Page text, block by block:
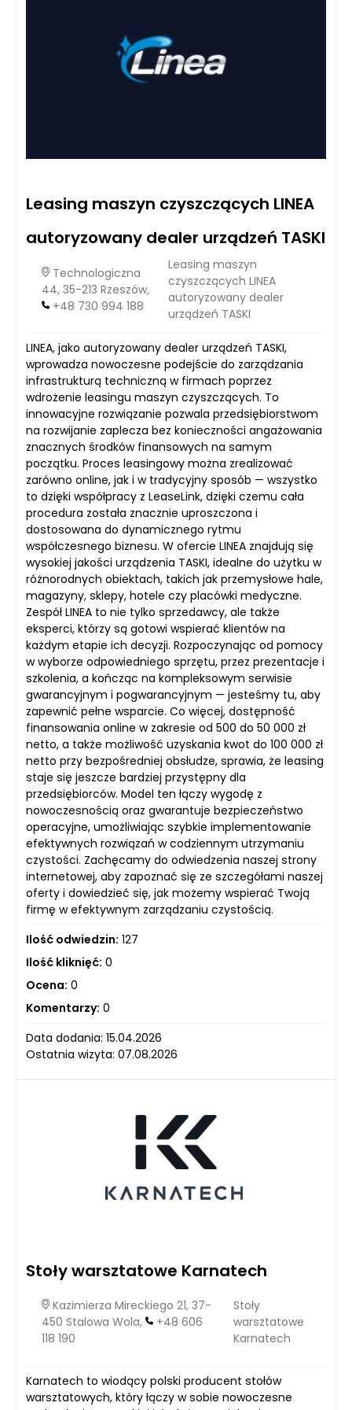
Leasing maszyn czyszczących LINEA
autoryzowany dealer urządzeń TASKI
Technologiczna
44, 35-213 Rzeszów,
+48 730 994 188
Leasing maszyn
czyszczących LINEA
autoryzowany dealer
urządzeń TASKI
LINEA, jako autoryzowany dealer urządzeń TASKI,
wprowadza nowoczesne podejście do zarządzania
infrastrukturą techniczną w firmach poprzez
wdrożenie leasingu maszyn czyszczących. To
innowacyjne rozwiązanie pozwala przedsiębiorstwom
na rozwijanie zaplecza bez konieczności angażowania
znacznych środków finansowych na samym
początku. Proces leasingowy można zrealizować
zarówno online, jak i w tradycyjny sposób — wszystko
to dzięki współpracy z LeaseLink, dzięki czemu cała
procedura została znacznie uproszczona i
dostosowana do dynamicznego rytmu
współczesnego biznesu. W ofercie LINEA znajdują się
wysokiej jakości urządzenia TASKI, idealne do użytku w
różnorodnych obiektach, takich jak przemysłowe hale,
magazyny, sklepy, hotele czy placówki medyczne.
Zespół LINEA to nie tylko sprzedawcy, ale także
eksperci, którzy są gotowi wspierać klientów na
każdym etapie ich decyzji. Rozpoczynając od pomocy
w wyborze odpowiedniego sprzętu, przez prezentacje i
szkolenia, a kończąc na kompleksowym serwisie
gwarancyjnym i pogwarancyjnym — jesteśmy tu, aby
zapewnić pełne wsparcie. Co więcej, dostępność
finansowania online w zakresie od 500 do 50 000 zł
netto, a także możliwość uzyskania kwot do 100 000 zł
netto przy bezpośredniej obsłudze, sprawia, że leasing
staje się jeszcze bardziej przystępny dla
przedsiębiorców. Model ten łączy wygodę z
nowoczesnością oraz gwarantuje bezpieczeństwo
operacyjne, umożliwiając szybkie implementowanie
efektywnych rozwiązań w codziennym utrzymaniu
czystości. Zachęcamy do odwiedzenia naszej strony
internetowej, aby zapoznać się ze szczegółami naszej
oferty i dowiedzieć się, jak możemy wspierać Twoją
firmę w efektywnym zarządzaniu czystością.
Ilość odwiedzin: 127
Ilość kliknięć: 0
Ocena: 0
Komentarzy: 0
Data dodania: 15.04.2026
Ostatnia wizyta: 07.08.2026
Stoły warsztatowe Karnatech
Kazimierza Mireckiego 21, 37-
450 Stalowa Wola,
+48 606
118 190
Stoły
warsztatowe
Karnatech
Karnatech to wiodący polski producent stołów
warsztatowych, który łączy w sobie nowoczesne